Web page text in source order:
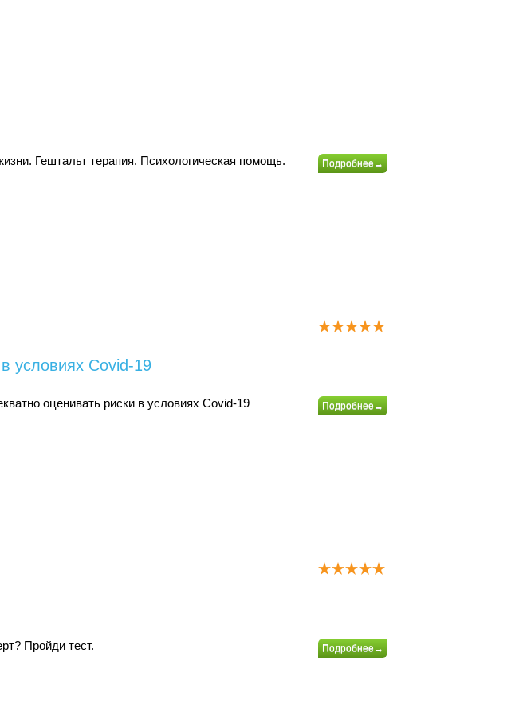
Гештальт терапия. Психологическая помощь. Подробнее→
условиях Covid-19
оценивать риски в условиях Covid-19 Подробнее→
Пройди тест. Подробнее→